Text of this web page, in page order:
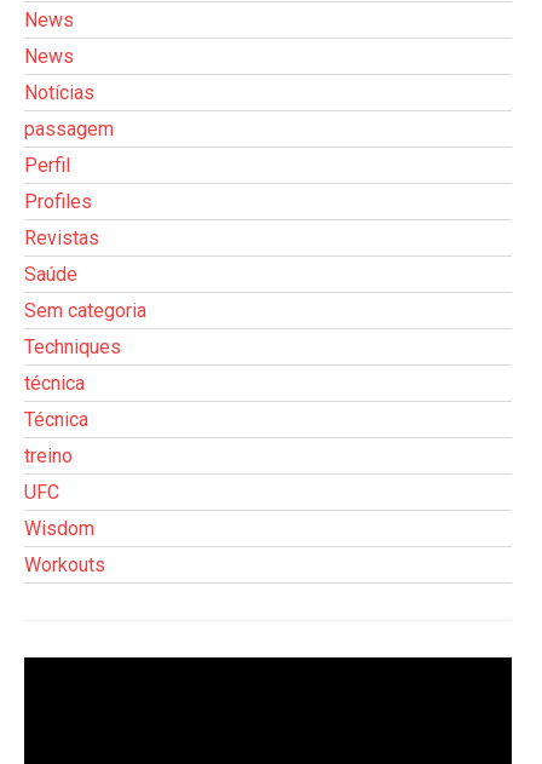
News
News
Notícias
passagem
Perfil
Profiles
Revistas
Saúde
Sem categoria
Techniques
técnica
Técnica
treino
UFC
Wisdom
Workouts